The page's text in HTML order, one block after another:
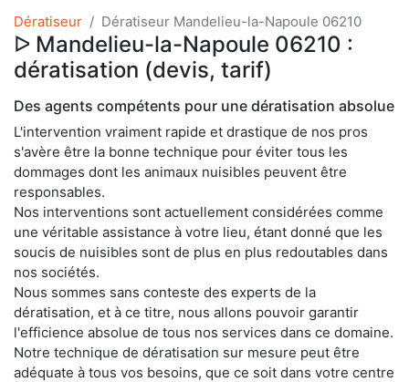
Dératiseur Dératiseur Mandelieu-la-Napoule 06210
ᐅ Mandelieu-la-Napoule 06210 :
dératisation (devis, tarif)
Des agents compétents pour une dératisation absolue
L'intervention vraiment rapide et drastique de nos pros
s'avère être la bonne technique pour éviter tous les
dommages dont les animaux nuisibles peuvent être
responsables.
Nos interventions sont actuellement considérées comme
une véritable assistance à votre lieu, étant donné que les
soucis de nuisibles sont de plus en plus redoutables dans
nos sociétés.
Nous sommes sans conteste des experts de la
dératisation, et à ce titre, nous allons pouvoir garantir
l'efficience absolue de tous nos services dans ce domaine.
Notre technique de dératisation sur mesure peut être
adéquate à tous vos besoins, que ce soit dans votre centre